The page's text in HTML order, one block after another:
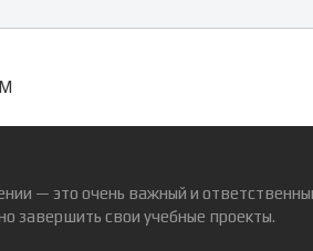
— это очень важный и
завершить свои учебные проекты.